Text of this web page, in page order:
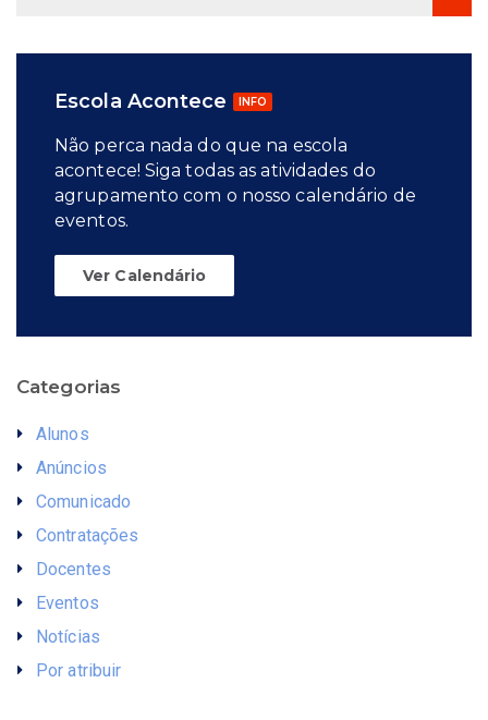
Escola Acontece INFO
Não perca nada do que na escola
acontece! Siga todas as atividades do
agrupamento com o nosso calendário de
eventos.
Ver Calendário
Categorias
Alunos
Anúncios
Comunicado
Contratações
Docentes
Eventos
Notícias
Por atribuir